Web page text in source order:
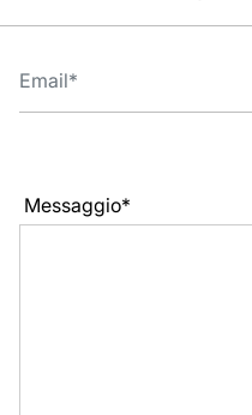
Messaggio*